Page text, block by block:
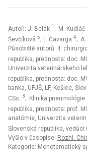
Autoři: J. Belák 1 ; M. Kudláč
Ševčíková 5; I. Čavarga 4; A.
Působiště autorů: II.
republika, prednosta: doc.
Univerzita veterinárskeho
republika, prednosta: doc.
banka, UPJŠ, LF, Košice,
CSc. 3; Klinika pneumológie
republika, prednosta: prof.
anatómie, Univerzita
Slovenská republika, vedúci
Vyšlo v časopise: Rozhl.
Kategorie: Monotematický